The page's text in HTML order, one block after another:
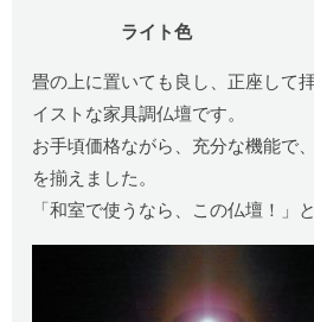
ライト色
畳の上に置いても良し、正座して
イストな家具調仏壇です。
お手頃価格ながら、充分な機能で
を揃えました。
「和室で使うなら、この仏壇！」